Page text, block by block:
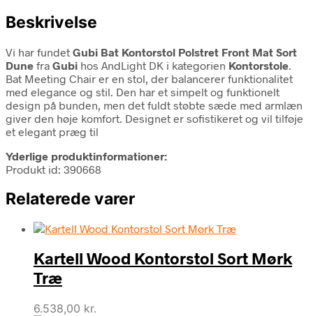
Beskrivelse
Vi har fundet Gubi Bat Kontorstol Polstret Front Mat Sort
Dune fra Gubi hos AndLight DK i kategorien Kontorstole.
Bat Meeting Chair er en stol, der balancerer funktionalitet
med elegance og stil. Den har et simpelt og funktionelt
design på bunden, men det fuldt støbte sæde med armlæn
giver den høje komfort. Designet er sofistikeret og vil tilføje
et elegant præg til
Yderlige produktinformationer:
Produkt id: 390668
Relaterede varer
Kartell Wood Kontorstol Sort Mørk
Træ
6.538,00 kr.